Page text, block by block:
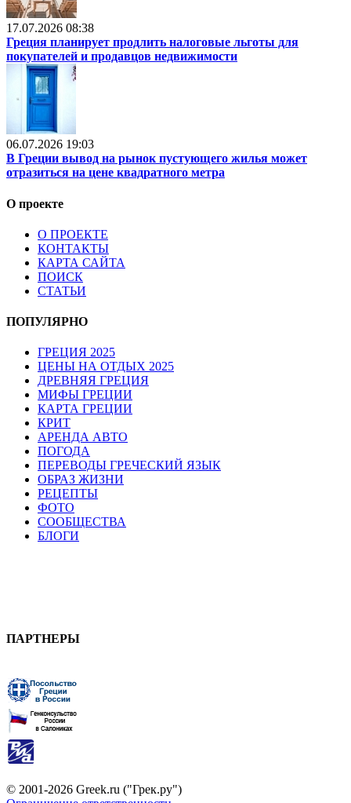
17.07.2026 08:38
Греция планирует продлить налоговые льготы для
покупателей и продавцов недвижимости
06.07.2026 19:03
В Греции вывод на рынок пустующего жилья может
отразиться на цене квадратного метра
О проекте
О ПРОЕКТЕ
КОНТАКТЫ
КАРТА САЙТА
ПОИСК
СТАТЬИ
ПОПУЛЯРНО
ГРЕЦИЯ 2025
ЦЕНЫ НА ОТДЫХ 2025
ДРЕВНЯЯ ГРЕЦИЯ
МИФЫ ГРЕЦИИ
КАРТА ГРЕЦИИ
КРИТ
АРЕНДА АВТО
ПОГОДА
ПЕРЕВОДЫ ГРЕЧЕСКИЙ ЯЗЫК
ОБРАЗ ЖИЗНИ
РЕЦЕПТЫ
ФОТО
СООБЩЕСТВА
БЛОГИ
ПАРТНЕРЫ
© 2001-2026 Greek.ru ("Грек.ру")